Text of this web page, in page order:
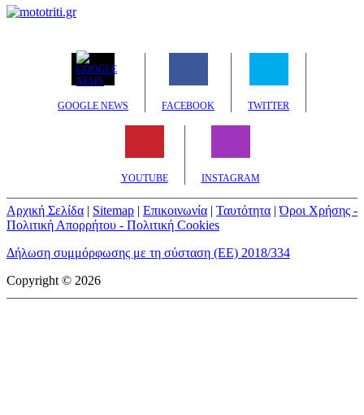
GOOGLE NEWS FACEBOOK TWITTER
YOUTUBE INSTAGRAM
Αρχική Σελίδα | Sitemap | Επικοινωνία | Ταυτότητα |Όροι Χρήσης -
Πολιτική Απορρήτου - Πολιτική Cookies
Δήλωση συμμόρφωσης με τη σύσταση (ΕΕ) 2018/334
Copyright © 2026